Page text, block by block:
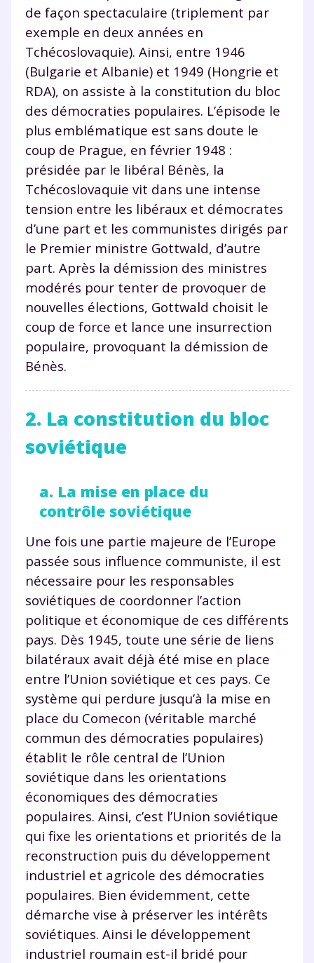
de façon spectaculaire (triplement par
exemple en deux années en
Tchécoslovaquie). Ainsi, entre 1946
(Bulgarie et Albanie) et 1949 (Hongrie et
RDA), on assiste à la constitution du bloc
des démocraties populaires. L’épisode le
plus emblématique est sans doute le
coup de Prague, en février 1948 :
présidée par le libéral Bénès, la
Tchécoslovaquie vit dans une intense
tension entre les libéraux et démocrates
d’une part et les communistes dirigés par
le Premier ministre Gottwald, d’autre
part. Après la démission des ministres
modérés pour tenter de provoquer de
nouvelles élections, Gottwald choisit le
coup de force et lance une insurrection
populaire, provoquant la démission de
Bénès.
2. La constitution du bloc
soviétique
a. La mise en place du
contrôle soviétique
Une fois une partie majeure de l’Europe
passée sous influence communiste, il est
nécessaire pour les responsables
soviétiques de coordonner l’action
politique et économique de ces différents
pays. Dès 1945, toute une série de liens
bilatéraux avait déjà été mise en place
entre l’Union soviétique et ces pays. Ce
système qui perdure jusqu’à la mise en
place du Comecon (véritable marché
commun des démocraties populaires)
établit le rôle central de l’Union
soviétique dans les orientations
économiques des démocraties
populaires. Ainsi, c’est l’Union soviétique
qui fixe les orientations et priorités de la
reconstruction puis du développement
industriel et agricole des démocraties
populaires. Bien évidemment, cette
démarche vise à préserver les intérêts
soviétiques. Ainsi le développement
industriel roumain est-il bridé pour